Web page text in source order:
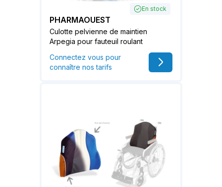
En stock
PHARMAOUEST
Culotte pelvienne de maintien
Arpegia pour fauteuil roulant
Connectez vous pour
connaître nos tarifs